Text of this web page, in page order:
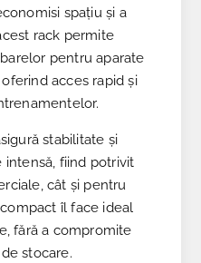
spațiu și a
rack permite
pentru aparate
acces rapid și
stabilitate și
intensă, fiind potrivit
cât și pentru
îl face ideal
fără a compromite
stocare.